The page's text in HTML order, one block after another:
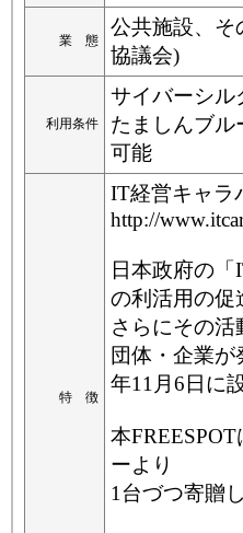
業 態
公共施設、そ
協議会)
利用条件
サイバーシル
たましんブル
可能
特 徴
IT経営キャラ
http://
日本政府の
の利活用の促
さらにその
団体・企業
年11月6日に
本
ーより
1台づつ寄贈